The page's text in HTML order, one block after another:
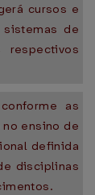
cursos e
de
respectivos
as
ensino de
definida
disciplinas